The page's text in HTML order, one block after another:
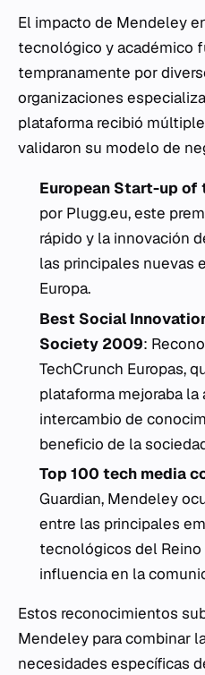
El impacto de Mendeley
tecnológico y académico
tempranamente por
organizaciones
plataforma recibió
validaron su modelo de
European Start-up of
por Plugg.eu, este
rápido y la innovación
las principales nuevas
Europa.
Best Social
Society 2009:
TechCrunch Europas,
plataforma mejoraba
intercambio de
beneficio de la
Top 100 tech media
Guardian, Mendeley
entre las principales
tecnológicos del Reino
influencia en la
Estos reconocimientos
Mendeley para combinar
necesidades específicas